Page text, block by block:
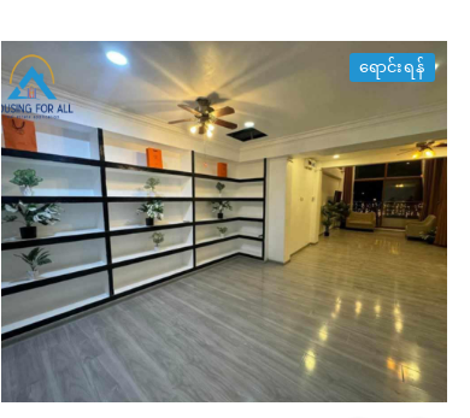
ရောင်းရန်
မြို့နယ်
လုံးချင်းအိမ်
17000 ကျပ်(သိန်း)